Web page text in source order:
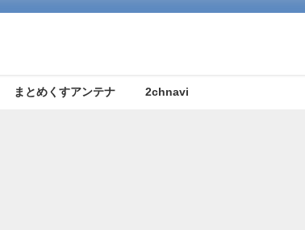
まとめくすアンテナ 2chnavi